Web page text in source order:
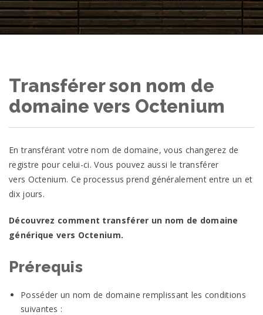
Transférer son nom de
domaine vers Octenium
En transférant votre nom de domaine, vous changerez de
registre pour celui-ci. Vous pouvez aussi le transférer
vers Octenium. Ce processus prend généralement entre un et
dix jours.
Découvrez comment transférer un nom de domaine
générique vers Octenium.
Prérequis
Posséder un nom de domaine remplissant les conditions
suivantes :